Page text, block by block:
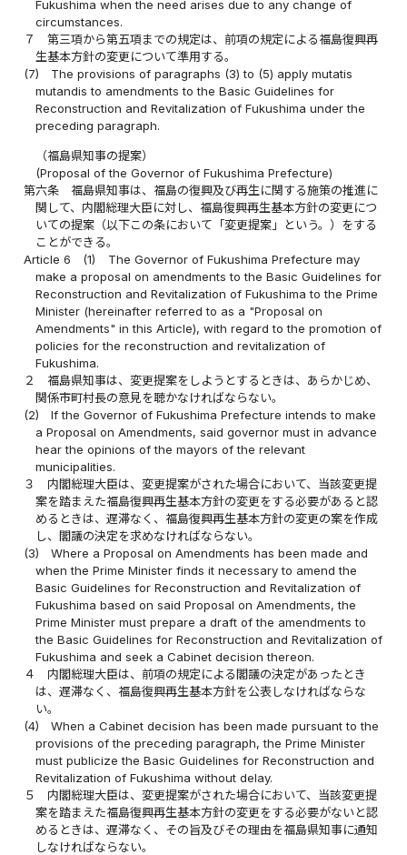
Fukushima when the need arises due to any change of
circumstances.
７
第三項から第五項までの規定は、前項の規定による福島復興再
生基本方針の変更について準用する。
(7)
The provisions of paragraphs (3) to (5) apply mutatis
mutandis to amendments to the Basic Guidelines for
Reconstruction and Revitalization of Fukushima under the
preceding paragraph.
（福島県知事の提案）
(Proposal of the Governor of Fukushima Prefecture)
第六条
福島県知事は、福島の復興及び再生に関する施策の推進に
関して、内閣総理大臣に対し、福島復興再生基本方針の変更につ
いての提案（以下この条において「変更提案」という。）をする
ことができる。
Article 6
(1)
The Governor of Fukushima Prefecture may
make a proposal on amendments to the Basic Guidelines for
Reconstruction and Revitalization of Fukushima to the Prime
Minister (hereinafter referred to as a "Proposal on
Amendments" in this Article), with regard to the promotion of
policies for the reconstruction and revitalization of
Fukushima.
２
福島県知事は、変更提案をしようとするときは、あらかじめ、
関係市町村長の意見を聴かなければならない。
(2)
If the Governor of Fukushima Prefecture intends to make
a Proposal on Amendments, said governor must in advance
hear the opinions of the mayors of the relevant
municipalities.
３
内閣総理大臣は、変更提案がされた場合において、当該変更提
案を踏まえた福島復興再生基本方針の変更をする必要があると認
めるときは、遅滞なく、福島復興再生基本方針の変更の案を作成
し、閣議の決定を求めなければならない。
(3)
Where a Proposal on Amendments has been made and
when the Prime Minister finds it necessary to amend the
Basic Guidelines for Reconstruction and Revitalization of
Fukushima based on said Proposal on Amendments, the
Prime Minister must prepare a draft of the amendments to
the Basic Guidelines for Reconstruction and Revitalization of
Fukushima and seek a Cabinet decision thereon.
４
内閣総理大臣は、前項の規定による閣議の決定があったとき
は、遅滞なく、福島復興再生基本方針を公表しなければならな
い。
(4)
When a Cabinet decision has been made pursuant to the
provisions of the preceding paragraph, the Prime Minister
must publicize the Basic Guidelines for Reconstruction and
Revitalization of Fukushima without delay.
５
内閣総理大臣は、変更提案がされた場合において、当該変更提
案を踏まえた福島復興再生基本方針の変更をする必要がないと認
めるときは、遅滞なく、その旨及びその理由を福島県知事に通知
しなければならない。